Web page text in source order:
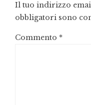
Il tuo indirizzo
obbligatori sono
Commento *